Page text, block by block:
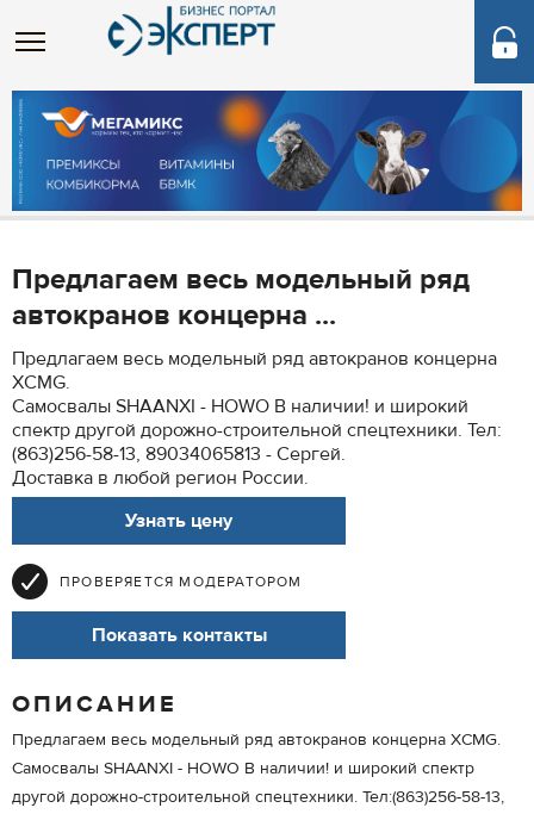
Предлагаем весь модельный ряд
автокранов концерна ...
Предлагаем весь модельный ряд автокранов концерна
XCMG.
Самосвалы SHAANXI - HOWO В наличии! и широкий
спектр другой дорожно-строительной спецтехники. Тел:
(863)256-58-13, 89034065813 - Сергей.
Доставка в любой регион России.
Узнать цену
ПРОВЕРЯЕТСЯ МОДЕРАТОРОМ
Показать контакты
ОПИСАНИЕ
Предлагаем весь модельный ряд автокранов концерна XCMG.
Самосвалы SHAANXI - HOWO В наличии! и широкий спектр
другой дорожно-строительной спецтехники. Тел:(863)256-58-13,